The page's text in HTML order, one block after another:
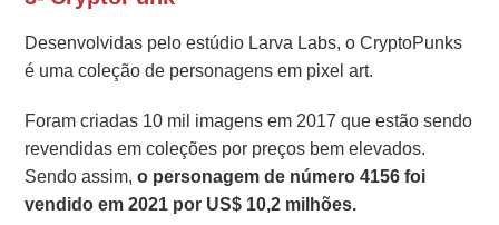
Desenvolvidas pelo estúdio Larva Labs, o CryptoPunks
é uma coleção de personagens em pixel art.
Foram criadas 10 mil imagens em 2017 que estão sendo
revendidas em coleções por preços bem elevados.
Sendo assim,o personagem de número 4156 foi
vendido em 2021 por US$ 10,2 milhões.